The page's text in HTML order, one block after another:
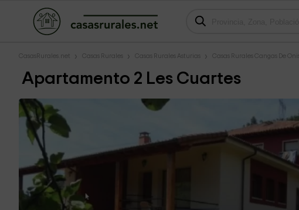
CasasRurales.net Casas Rurales Casas Rurales Asturias Casas Rurales Cangas De Onis
Apartamento 2 Les Cuartes